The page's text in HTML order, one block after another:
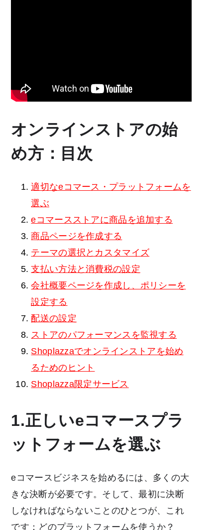
オンラインストアの始
め方：目次
適切なeコマース・プラットフォームを
選ぶ
eコマースストアに商品を追加する
商品ページを作成する
テーマの選択とカスタマイズ
支払い方法と消費税の設定
会社概要ページを作成し、ポリシーを
設定する
配送の設定
ストアのパフォーマンスを監視する
Shoplazzaでオンラインストアを始め
るためのヒント
Shoplazza限定サービス
1.正しいeコマースプラ
ットフォームを選ぶ
eコマースビジネスを始めるには、多くの大
きな決断が必要です。そして、最初に決断
しなければならないことのひとつが、これ
です：どのプラットフォームを使うか？